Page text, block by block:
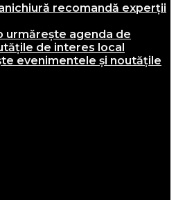
recomandă experții
urmărește agenda de
de interes local
evenimentele și noutățile